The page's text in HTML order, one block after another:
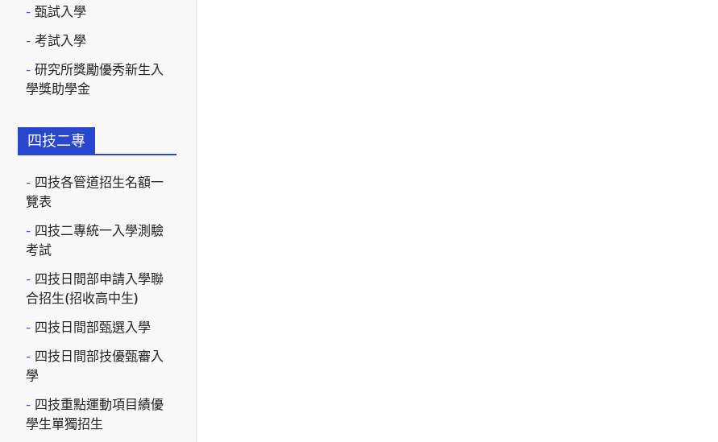
甄試入學
考試入學
研究所獎勵優秀新生入
學獎助學金
四技二專
四技各管道招生名額一
覽表
四技二專統一入學測驗
考試
四技日間部申請入學聯
合招生(招收高中生)
四技日間部甄選入學
四技日間部技優甄審入
學
四技重點運動項目績優
學生單獨招生